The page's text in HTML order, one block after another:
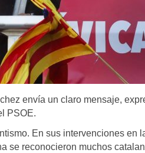
envía un claro mensaje,
PSOE.
En sus intervenciones en
se reconocieron muchos